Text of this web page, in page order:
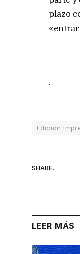
plazo
.
Edición
SHARE.
LEER MÁS